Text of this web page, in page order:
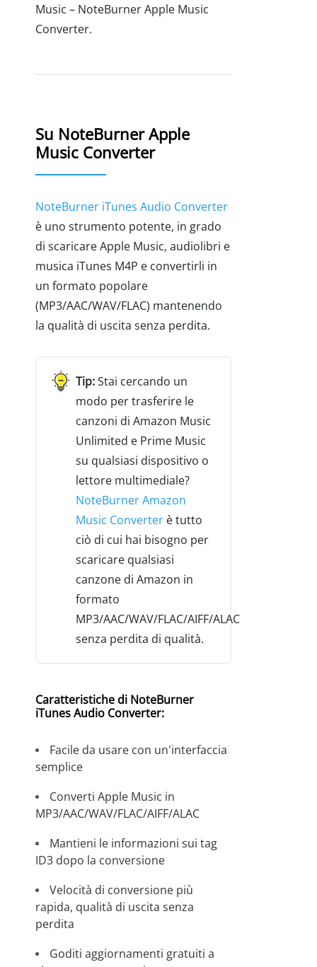
Music – NoteBurner Apple Music
Converter.
Su NoteBurner Apple
Music Converter
NoteBurner iTunes Audio Converter
è uno strumento potente, in grado
di scaricare Apple Music, audiolibri e
musica iTunes M4P e convertirli in
un formato popolare
(MP3/AAC/WAV/FLAC) mantenendo
la qualità di uscita senza perdita.
Stai cercando un
modo per trasferire le
canzoni di Amazon Music
Unlimited e Prime Music
su qualsiasi dispositivo o
lettore multimediale?
NoteBurner Amazon
Music Converter è tutto
ciò di cui hai bisogno per
scaricare qualsiasi
canzone di Amazon in
formato
MP3/AAC/WAV/FLAC/AIFF/ALAC
senza perdita di qualità.
Caratteristiche di NoteBurner
iTunes Audio Converter:
Facile da usare con un'interfaccia
semplice
Converti Apple Music in
MP3/AAC/WAV/FLAC/AIFF/ALAC
Mantieni le informazioni sui tag
ID3 dopo la conversione
Velocità di conversione più
rapida, qualità di uscita senza
perdita
Goditi aggiornamenti gratuiti a